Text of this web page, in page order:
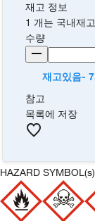
재고 정보
1 개는 국내재
수량
재고있음-
참고
목록에 저장
HAZARD